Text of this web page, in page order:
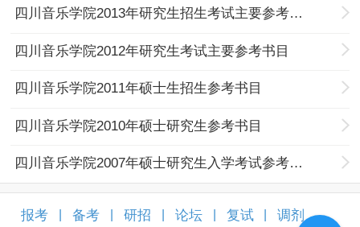
四川音乐学院2013年研究生招生考试主要参考书目
四川音乐学院2012年研究生考试主要参考书目
四川音乐学院2011年硕士生招生参考书目
四川音乐学院2010年硕士研究生参考书目
四川音乐学院2007年硕士研究生入学考试参考书目
报考 备考 研招 论坛 复试 调剂